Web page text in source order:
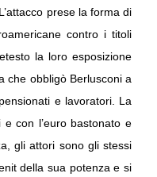
prese la forma di
contro i titoli
la loro esposizione
che obbligò Berlusconi a
e lavoratori. La
con l’euro bastonato e
gli attori sono gli stessi
della sua potenza e si